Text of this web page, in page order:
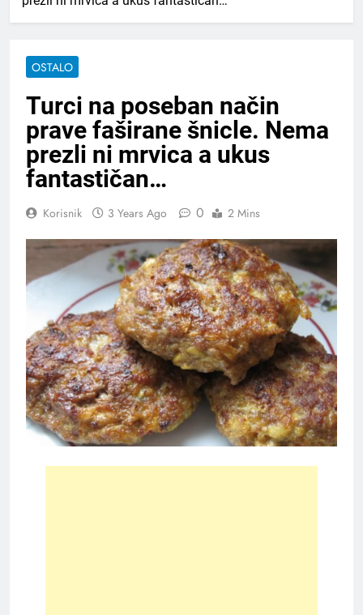
OSTALO
Turci na poseban način
prave faširane šnicle. Nema
prezli ni mrvica a ukus
fantastičan…
Korisnik 3 Years Ago 0 2 Mins